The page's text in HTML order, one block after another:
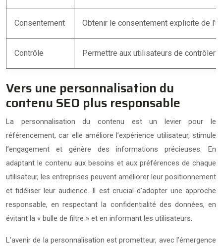
Consentement Obtenir le consentement explicite de
Contrôle Permettre aux utilisateurs de contrôler
Vers une personnalisation du
contenu SEO plus responsable
La personnalisation du contenu est un levier pour le
référencement, car elle améliore l’expérience utilisateur, stimule
l’engagement et génère des informations précieuses. En
adaptant le contenu aux besoins et aux préférences de chaque
utilisateur, les entreprises peuvent améliorer leur positionnement
et fidéliser leur audience. Il est crucial d’adopter une approche
responsable, en respectant la confidentialité des données, en
évitant la « bulle de filtre » et en informant les utilisateurs.
L’avenir de la personnalisation est prometteur, avec l’émergence